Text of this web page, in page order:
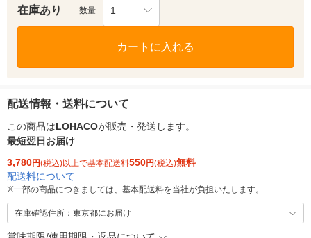
在庫あり 数量 1
カートに入れる
配送情報・送料について
この商品はLOHACOが販売・発送します。
最短翌日お届け
3,780円(税込)以上で基本配送料550円(税込)無料
配送料について
※一部の商品につきましては、基本配送料を当社が負担いたします。
在庫確認住所：東京都にお届け